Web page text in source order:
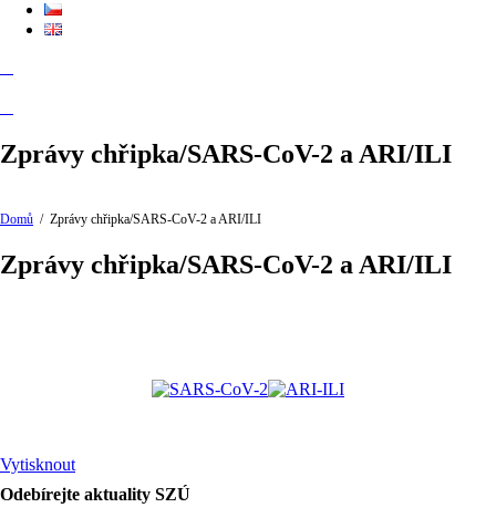
Zprávy chřipka/SARS-CoV-2 a ARI/ILI
Domů / Zprávy chřipka/SARS-CoV-2 a ARI/ILI
Zprávy chřipka/SARS-CoV-2 a ARI/ILI
Vytisknout
Odebírejte aktuality SZÚ